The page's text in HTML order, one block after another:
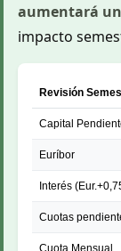
aumentará
impacto
Revisión
Capital
Euríbor
Interés
Cuotas
Cuota Mensual